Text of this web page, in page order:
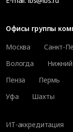
Офисы группы
Москва
Санкт-
Вологда
Пенза
Пермь
Уфа
Шахты
ИТ-аккредитация